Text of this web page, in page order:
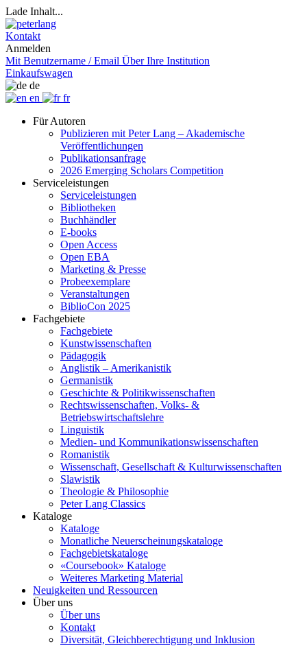
Lade Inhalt...
Kontakt
Anmelden
Mit Benutzername / Email Über Ihre Institution
Einkaufswagen
de
en
fr
Für Autoren
Publizieren mit Peter Lang – Akademische
Veröffentlichungen
Publikationsanfrage
2026 Emerging Scholars Competition
Serviceleistungen
Serviceleistungen
Bibliotheken
Buchhändler
E-books
Open Access
Open EBA
Marketing & Presse
Probeexemplare
Veranstaltungen
BiblioCon 2025
Fachgebiete
Fachgebiete
Kunstwissenschaften
Pädagogik
Anglistik – Amerikanistik
Germanistik
Geschichte & Politikwissenschaften
Rechtswissenschaften, Volks- &
Betriebswirtschaftslehre
Linguistik
Medien- und Kommunikationswissenschaften
Romanistik
Wissenschaft, Gesellschaft & Kulturwissenschaften
Slawistik
Theologie & Philosophie
Peter Lang Classics
Kataloge
Kataloge
Monatliche Neuerscheinungskataloge
Fachgebietskataloge
«Coursebook» Kataloge
Weiteres Marketing Material
Neuigkeiten und Ressourcen
Über uns
Über uns
Kontakt
Diversität, Gleichberechtigung und Inklusion